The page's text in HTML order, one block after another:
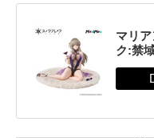
マリ
ク:禁